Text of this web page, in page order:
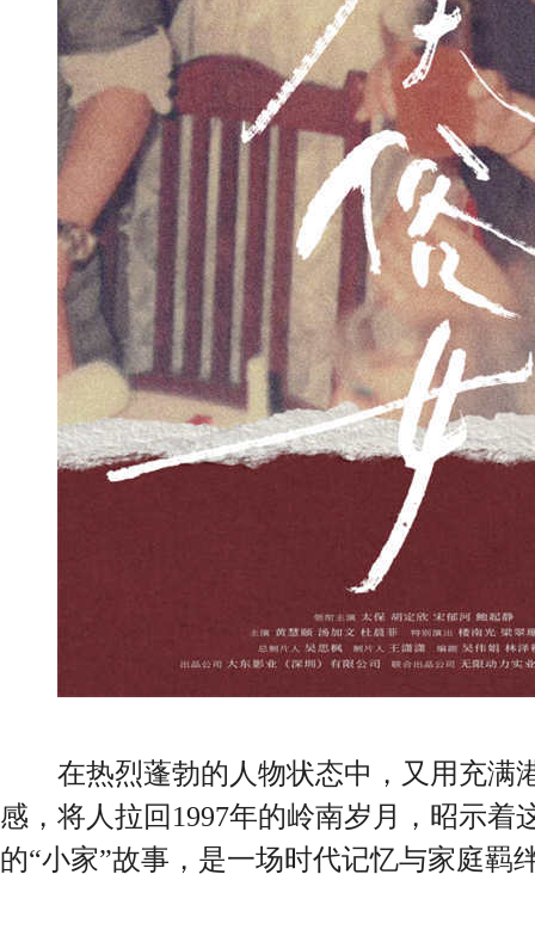
在热烈蓬勃的人物状态中，又用充满
感，将人拉回1997年的岭南岁月，昭示着
的“小家”故事，是一场时代记忆与家庭羁